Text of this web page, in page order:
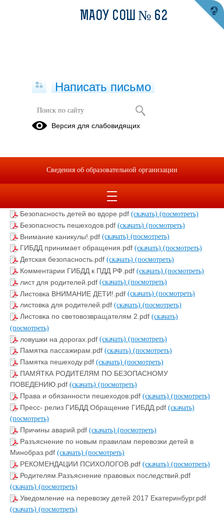
Информационно-методический
материал. Памятки для пешеходов,
Анализ привычек детей.pdf(скачать)
Безопасность детей во вдоре.pdf (скачать) (посмотреть)
Безопасность пешеходов.pdf (скачать) (посмотреть)
Внимание каникулы!.pdf (скачать) (посмотреть)
ГИБДД принимает обращения.pdf (скачать) (посмотреть)
Детская безопасность.pdf (скачать) (посмотреть)
Комментарии ГИБДД к ПДД РФ.pdf (скачать) (посмотреть)
лист для родителей.pdf (скачать) (посмотреть)
Листовка ВНИМАНИЕ ДЕТИ!.pdf (скачать) (посмотреть)
листовка для родителей.pdf (скачать) (посмотреть)
Листовка по световозвращателям 2.pdf (скачать)
(посмотреть)
ловушки на дорогах.pdf (скачать) (посмотреть)
Памятка пассажирам.pdf (скачать) (посмотреть)
Памятка пешеходу.pdf (скачать) (посмотреть)
ПАМЯТКА РОДИТЕЛЯМ ПО БЕЗОПАСНОМУ
ПОВЕДЕНИЮ.pdf (скачать) (посмотреть)
Права и обязанности пешеходов.pdf (скачать) (посмотреть)
Пресс- релиз ГИБДД Обращение ГИБДД.pdf (скачать)
(посмотреть)
Причины аварий.pdf (скачать) (посмотреть)
Разъяснение по новым правилам перевозки детей в
Минобраз.pdf (скачать) (посмотреть)
РЕКОМЕНДАЦИИ ПСИХОЛОГОВ.pdf (скачать) (посмотреть)
Родителям.Разъяснение правовых последствий.pdf
(скачать) (посмотреть)
Уведомление на перевозку детей 2017 Екатеринбург.pdf
(скачать) (посмотреть)
МАОУ СОШ № 62
Написать письмо
Версия для слабовидящих
Сведения об образовательной организации